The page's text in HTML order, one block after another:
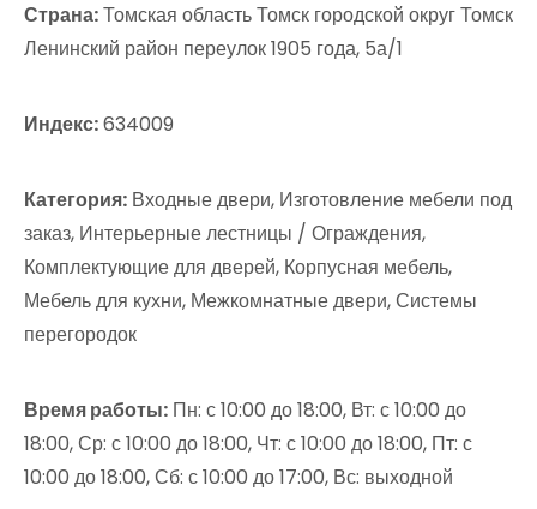
Страна:Томская область Томск городской округ Томск
Ленинский район переулок 1905 года, 5а/1
Индекс:634009
Категория: Входные двери, Изготовление мебели под
заказ, Интерьерные лестницы / Ограждения,
Комплектующие для дверей, Корпусная мебель,
Мебель для кухни, Межкомнатные двери, Системы
перегородок
Время работы: Пн: с 10:00 до 18:00, Вт: с 10:00 до
18:00, Ср: с 10:00 до 18:00, Чт: с 10:00 до 18:00, Пт: с
10:00 до 18:00, Сб: с 10:00 до 17:00, Вс: выходной